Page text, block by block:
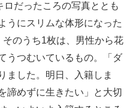
だったころの写真ととも
うにスリムな体形になった
のうち1枚は、男性から花
うつむいているもの。「ダ
ました。明日、入籍しま
諦めずに生きたい」と大切